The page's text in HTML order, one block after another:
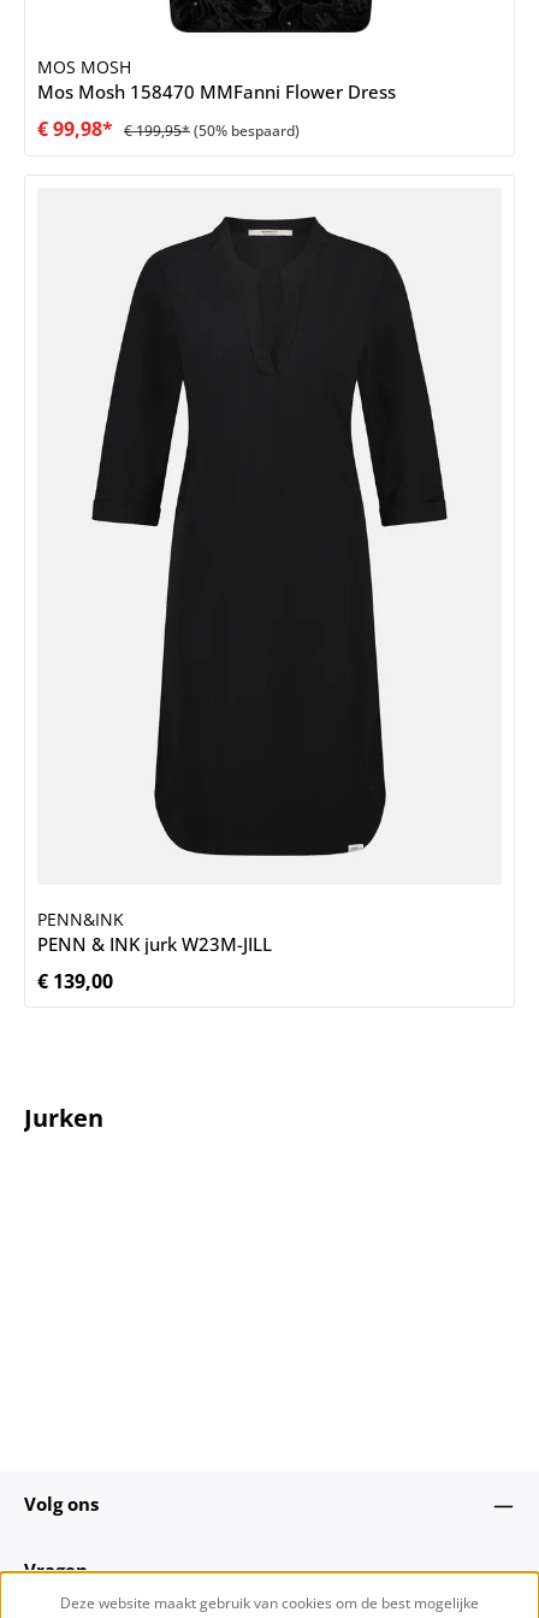
MOS MOSH
Mos Mosh 158470 MMFanni Flower Dress
€ 99,98* € 199,95*(50% bespaard)
PENN&INK
PENN & INK jurk W23M-JILL
Normale prijs:
€ 139,00
Jurken
Volg ons
Vragen
Deze website maakt gebruik van cookies om de best mogelijke